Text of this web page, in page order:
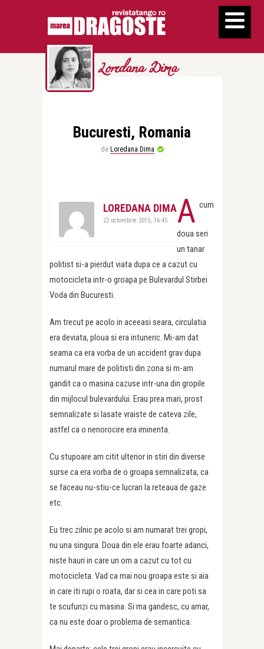
Loredana Dima
Bucuresti, Romania
de Loredana Dima
LOREDANA DIMA
22 octombrie 2015, 16:45 A cum
doua seri
un tanar
politist si-a pierdut viata dupa ce a cazut cu
motocicleta intr-o groapa pe Bulevardul Stirbei
Voda din Bucuresti.
Am trecut pe acolo in aceeasi seara, circulatia
era deviata, ploua si era intuneric. Mi-am dat
seama ca era vorba de un accident grav dupa
numarul mare de politisti din zona si m-am
gandit ca o masina cazuse intr-una din gropile
din mijlocul bulevardului. Erau prea mari, prost
semnalizate si lasate vraiste de cateva zile,
astfel ca o nenorocire era iminenta.
Cu stupoare am citit ulterior in stiri din diverse
surse ca era vorba de o groapa semnalizata, ca
se faceau nu-stiu-ce lucrari la reteaua de gaze
etc.
Eu trec zilnic pe acolo si am numarat trei gropi,
nu una singura. Doua din ele erau foarte adanci,
niste hauri in care un om a cazut cu tot cu
motocicleta. Vad ca mai nou groapa este si aia
in care iti rupi o roata, dar si cea in care poti sa
te scufunzi cu masina. Si ma gandesc, cu amar,
ca nu este doar o problema de semantica.